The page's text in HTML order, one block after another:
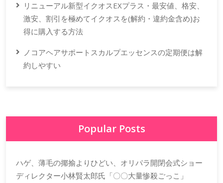
リニューアル新型イクオスEXプラス・最安値、格安、
激安、割引を極めてイクオスを(解約・違約金含め)お
得に購入する方法
ノコアヘアサポートスカルプエッセンスの定期便は解
約しやすい
Popular Posts
ハゲ、薄毛の揶揄よりひどい、オリパラ開閉会式ショー
ディレクター小林賢太郎氏「〇〇大量惨殺ごっこ」